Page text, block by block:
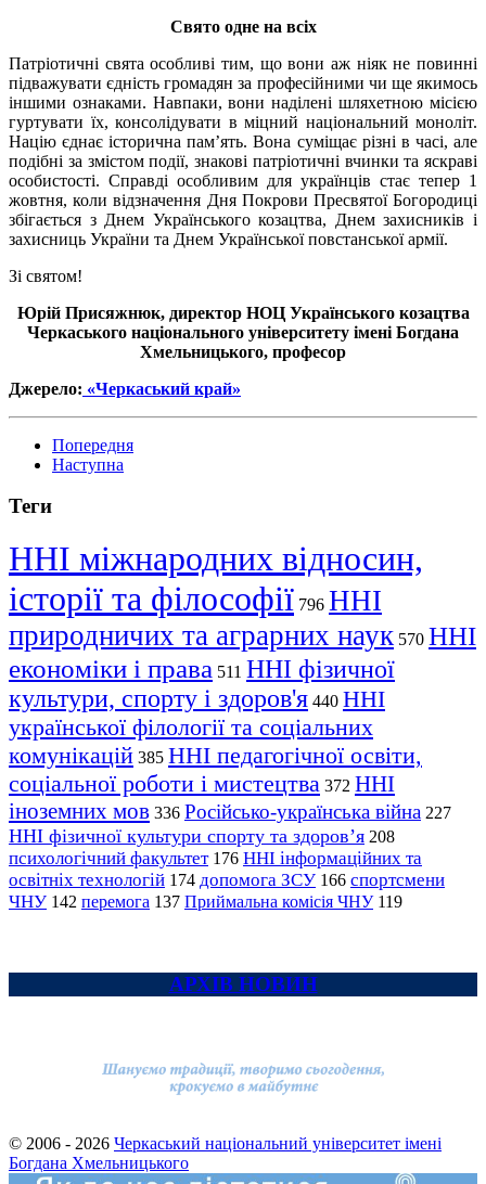
Свято одне на всіх
Патріотичні свята особливі тим, що вони аж ніяк не повинні
підважувати єдність громадян за професійними чи ще якимось
іншими ознаками. Навпаки, вони наділені шляхетною місією
гуртувати їх, консолідувати в міцний національний моноліт.
Націю єднає історична пам’ять. Вона суміщає різні в часі, але
подібні за змістом події, знакові патріотичні вчинки та яскраві
особистості. Справді особливим для українців стає тепер 1
жовтня, коли відзначення Дня Покрови Пресвятої Богородиці
збігається з Днем Українського козацтва, Днем захисників і
захисниць України та Днем Української повстанської армії.
Зі святом!
Юрій Присяжнюк, директор НОЦ Українського козацтва
Черкаського національного університету імені Богдана
Хмельницького, професор
Джерело: «Черкаський край»
Попередня
Наступна
Теги
ННІ міжнародних відносин,
історії та філософії 796 ННІ
природничих та аграрних наук 570 ННІ
економіки і права 511 ННІ фізичної
культури, спорту і здоров'я 440 ННІ
української філології та соціальних
комунікацій 385 ННІ педагогічної освіти,
соціальної роботи і мистецтва 372 ННІ
іноземних мов 336 Російсько-українська війна 227
ННІ фізичної культури спорту та здоров’я 208
психологічний факультет 176 ННІ інформаційних та
освітніх технологій 174 допомога ЗСУ 166 спортсмени
ЧНУ 142 перемога 137 Приймальна комісія ЧНУ 119
АРХІВ НОВИН
© 2006 - 2026 Черкаський національний університет імені
Богдана Хмельницького